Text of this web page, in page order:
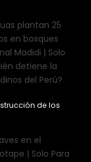
plantan 25
en bosques
Madidi | Solo
detiene la
del Perú?
de los
en el
| Solo Para